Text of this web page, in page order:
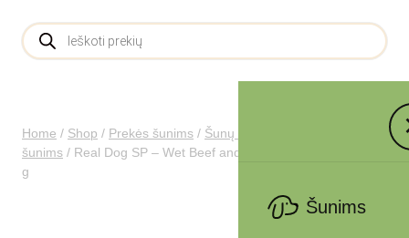
Šunims
Home / Shop / Prekės šunims / Šunų maistas
šunims / Real Dog SP – Wet Beef and horse for adult dogs 800
g